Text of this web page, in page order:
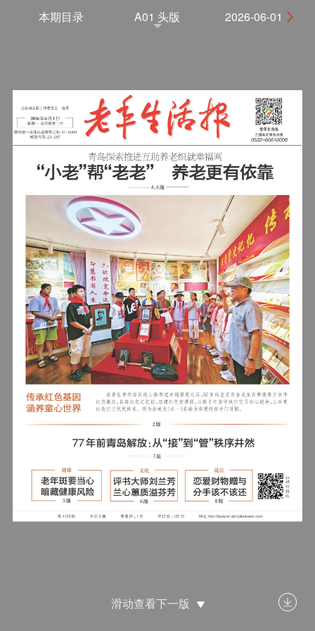
滑动查看下一版
本期目录 A01 头版 2026-06-01